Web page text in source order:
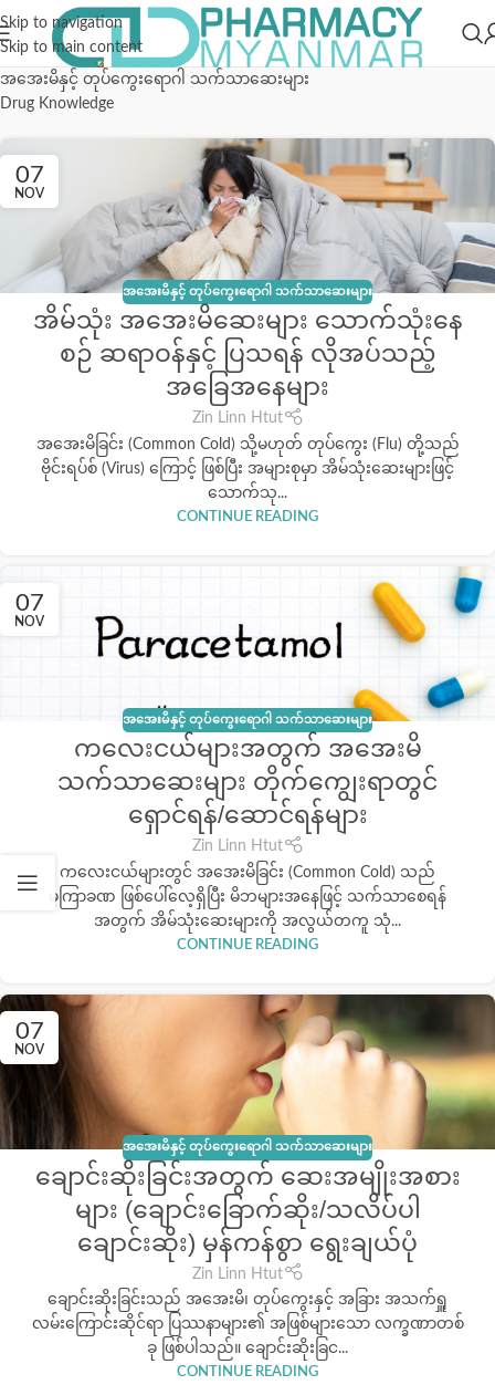
Skip to navigation
Skip to main content
အအေးမိနှင့် တုပ်ကွေးရောဂါ သက်သာဆေးများ
Drug Knowledge
07
NOV
အအေးမိနှင့် တုပ်ကွေးရောဂါ သက်သာဆေးများ
အိမ်သုံး အအေးမိဆေးများ သောက်သုံးနေ
စဉ် ဆရာဝန်နှင့် ပြသရန် လိုအပ်သည့်
အခြေအနေများ
Zin Linn Htut
အအေးမိခြင်း (Common Cold) သို့မဟုတ် တုပ်ကွေး (Flu) တို့သည်
ဗိုင်းရပ်စ် (Virus) ကြောင့် ဖြစ်ပြီး အများစုမှာ အိမ်သုံးဆေးများဖြင့်
သောက်သု...
CONTINUE READING
07
NOV
အအေးမိနှင့် တုပ်ကွေးရောဂါ သက်သာဆေးများ
ကလေးငယ်များအတွက် အအေးမိ
သက်သာဆေးများ တိုက်ကျွေးရာတွင်
ရှောင်ရန်/ဆောင်ရန်များ
Zin Linn Htut
ကလေးငယ်များတွင် အအေးမိခြင်း (Common Cold) သည်
မကြာခဏ ဖြစ်ပေါ်လေ့ရှိပြီး မိဘများအနေဖြင့် သက်သာစေရန်
အတွက် အိမ်သုံးဆေးများကို အလွယ်တကူ သုံ...
CONTINUE READING
07
NOV
အအေးမိနှင့် တုပ်ကွေးရောဂါ သက်သာဆေးများ
ချောင်းဆိုးခြင်းအတွက် ဆေးအမျိုးအစား
များ (ချောင်းခြောက်ဆိုး/သလိပ်ပါ
ချောင်းဆိုး) မှန်ကန်စွာ ရွေးချယ်ပုံ
Zin Linn Htut
ချောင်းဆိုးခြင်းသည် အအေးမိ၊ တုပ်ကွေးနှင့် အခြား အသက်ရှူ
လမ်းကြောင်းဆိုင်ရာ ပြဿနာများ၏ အဖြစ်များသော လက္ခဏာတစ်
ခု ဖြစ်ပါသည်။ ချောင်းဆိုးခြင...
CONTINUE READING